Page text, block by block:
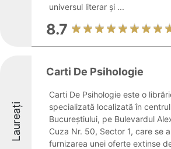
universul literar și ...
8.7
Laureați
Carti De Psihologie
Carti De Psihologie este o
specializată localizată în centrul
Bucureștiului, pe Bulevardul
Cuza Nr. 50, Sector 1, care se
furnizarea unei oferte extinse